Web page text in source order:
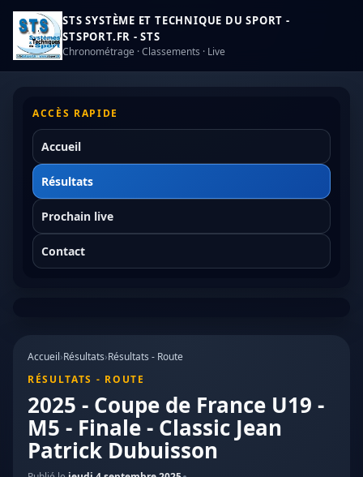
STS SYSTÈME ET TECHNIQUE DU SPORT -
STSPORT.FR - STS
Chronométrage · Classements · Live
ACCÈS RAPIDE
Accueil
Résultats
Prochain live
Contact
Accueil›Résultats›Résultats - Route
RÉSULTATS - ROUTE
2025 - Coupe de France U19 -
M5 - Finale - Classic Jean
Patrick Dubuisson